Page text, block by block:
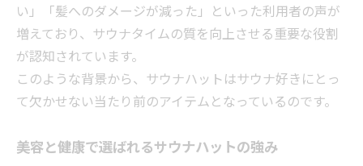
い」「髪へのダメージが減った」といった利用者の声が
増えており、サウナタイムの質を向上させる重要な役割
が認知されています。
このような背景から、サウナハットはサウナ好きにとっ
て欠かせない当たり前のアイテムとなっているのです。
美容と健康で選ばれるサウナハットの強み